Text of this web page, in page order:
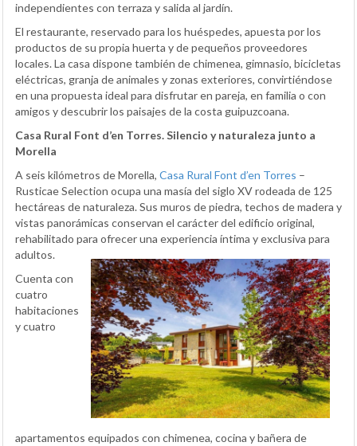
independientes con terraza y salida al jardín.
El restaurante, reservado para los huéspedes, apuesta por los
productos de su propia huerta y de pequeños proveedores
locales. La casa dispone también de chimenea, gimnasio, bicicletas
eléctricas, granja de animales y zonas exteriores, convirtiéndose
en una propuesta ideal para disfrutar en pareja, en familia o con
amigos y descubrir los paisajes de la costa guipuzcoana.
Casa Rural Font d’en Torres. Silencio y naturaleza junto a
Morella
A seis kilómetros de Morella, Casa Rural Font d’en Torres –
Rusticae Selection ocupa una masía del siglo XV rodeada de 125
hectáreas de naturaleza. Sus muros de piedra, techos de madera y
vistas panorámicas conservan el carácter del edificio original,
rehabilitado para ofrecer una experiencia íntima y exclusiva para
adultos.
Cuenta con
cuatro
habitaciones
y cuatro
apartamentos equipados con chimenea, cocina y bañera de